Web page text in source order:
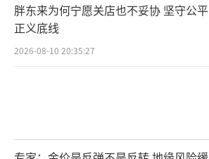
胖东来为何宁愿关店也不妥协 坚守公平
正义底线
2026-08-10 20:35:27